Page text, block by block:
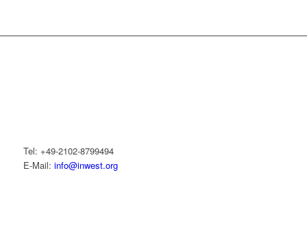
Tel: +49-2102-8799494
E-Mail: info@inwest.org